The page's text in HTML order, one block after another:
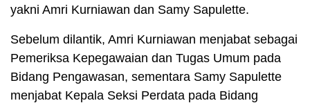
yakni Amri Kurniawan dan Samy Sapulette.
Sebelum dilantik, Amri Kurniawan menjabat sebagai
Pemeriksa Kepegawaian dan Tugas Umum pada
Bidang Pengawasan, sementara Samy Sapulette
menjabat Kepala Seksi Perdata pada Bidang